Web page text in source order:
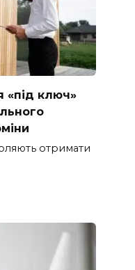
«під ключ»
отримати